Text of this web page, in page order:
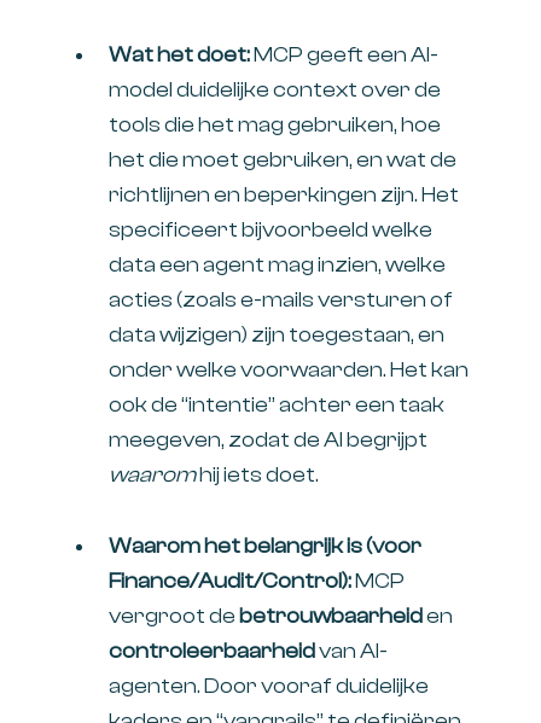
Wat het doet:MCP geeft een AI-
model duidelijke context over de
tools die het mag gebruiken, hoe
het die moet gebruiken, en wat de
richtlijnen en beperkingen zijn. Het
specificeert bijvoorbeeld welke
data een agent mag inzien, welke
acties (zoals e-mails versturen of
data wijzigen) zijn toegestaan, en
onder welke voorwaarden. Het kan
ook de “intentie” achter een taak
meegeven, zodat de AI begrijpt
waaromhij iets doet.
Waarom het belangrijk is (voor
Finance/Audit/Control):MCP
vergroot de betrouwbaarheiden
controleerbaarheidvan AI-
agenten. Door vooraf duidelijke